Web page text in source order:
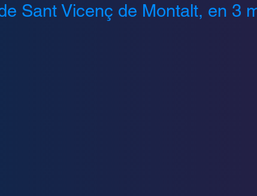
Sant Vicenç de Montalt, en 3